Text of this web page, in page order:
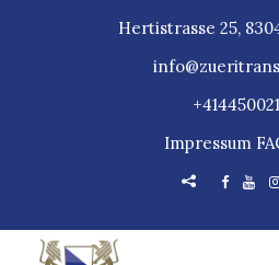
Hertistrasse 25,
Impressum